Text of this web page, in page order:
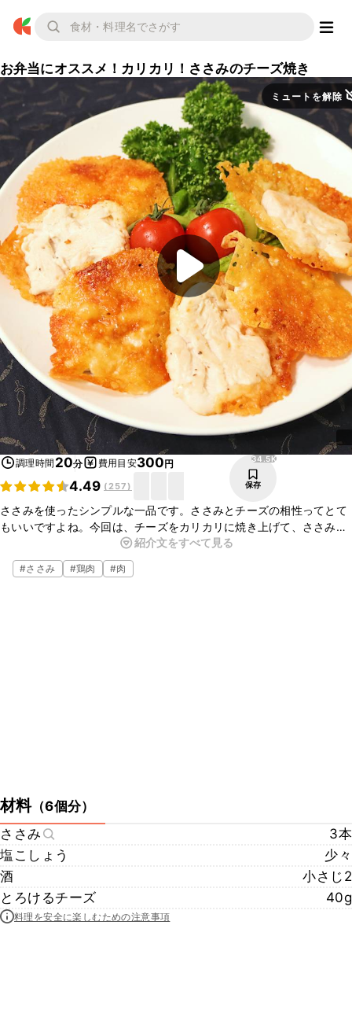
お弁当にオススメ！カリカリ！ささみのチーズ焼き
ミュートを解除
調理時間 20分 費用目安300円
4.49 (257)
34.5K
保存
ささみを使ったシンプルな一品です。ささみとチーズの相性ってとて
もいいですよね。今回は、チーズをカリカリに焼き上げて、ささみは
ジューシーに仕上げました。お弁当にも、普段のおかずにも、おつま
みにもぴったりです。是非、お試しくださいね。
紹介文をすべて見る
#ささみ #鶏肉 #肉
材料（6個分）
ささみ
3本
塩こしょう
少々
酒
小さじ2
とろけるチーズ
40g
料理を安全に楽しむための注意事項